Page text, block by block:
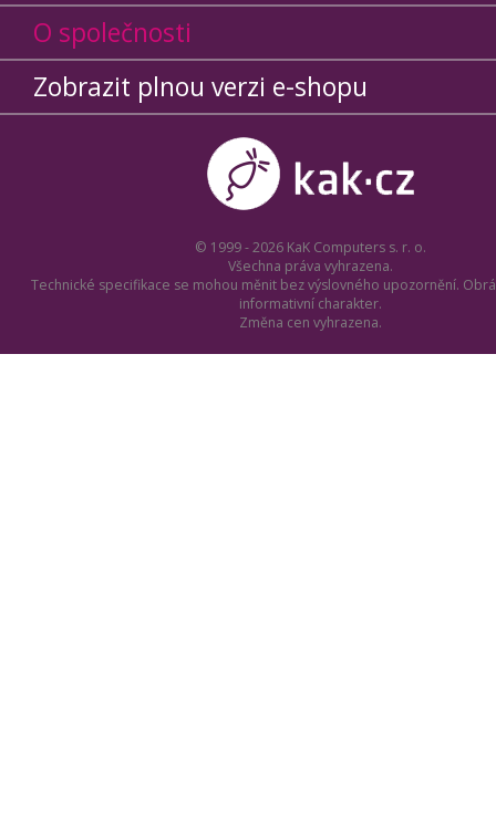
O společnosti
Zobrazit plnou verzi e-shopu
© 1999 - 2026 KaK Computers s. r. o.
Všechna práva vyhrazena.
Technické specifikace se mohou měnit bez výslovného upozornění.
informativní charakter.
Změna cen vyhrazena.